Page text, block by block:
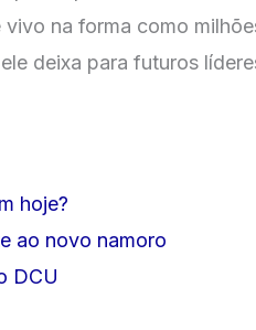
na forma como
deixa para futuros
hoje?
ao novo namoro
DCU